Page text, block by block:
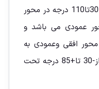
S2211L پاناسونیک به صورت 30تا110 درجه در محور
در محور عمودی می باشد و
افقی وعمودی به
ترتیب از-240تا+120 درجه و از-30 تا+85 درجه تحت